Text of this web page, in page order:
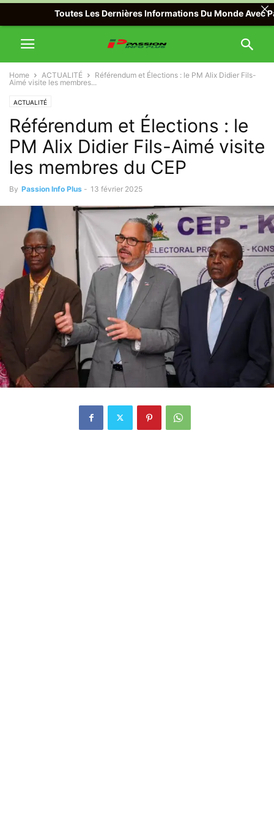
Home ACTUALITÉ
Référendum et Élections : le PM Alix Didier Fils-
Aimé visite les membres...
ACTUALITÉ
Référendum et Élections : le
PM Alix Didier Fils-Aimé visite
les membres du CEP
By Passion Info Plus - 13 février 2025
Toutes Les Dernières Informations Du Monde Avec